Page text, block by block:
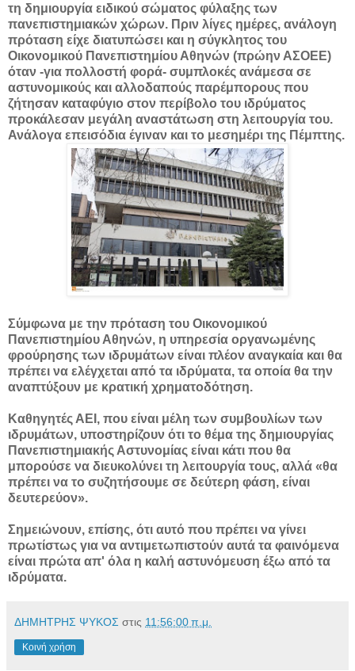
τη δημιουργία ειδικού σώματος φύλαξης των
πανεπιστημιακών χώρων. Πριν λίγες ημέρες, ανάλογη
πρόταση είχε διατυπώσει και η σύγκλητος του
Οικονομικού Πανεπιστημίου Αθηνών (πρώην ΑΣΟΕΕ)
όταν -για πολλοστή φορά- συμπλοκές ανάμεσα σε
αστυνομικούς και αλλοδαπούς παρέμπορους που
ζήτησαν καταφύγιο στον περίβολο του ιδρύματος
προκάλεσαν μεγάλη αναστάτωση στη λειτουργία του.
Ανάλογα επεισόδια έγιναν και το μεσημέρι της Πέμπτης.
Σύμφωνα με την πρόταση του Οικονομικού
Πανεπιστημίου Αθηνών, η υπηρεσία οργανωμένης
φρούρησης των ιδρυμάτων είναι πλέον αναγκαία και θα
πρέπει να ελέγχεται από τα ιδρύματα, τα οποία θα την
αναπτύξουν με κρατική χρηματοδότηση.
Καθηγητές ΑΕΙ, που είναι μέλη των συμβουλίων των
ιδρυμάτων, υποστηρίζουν ότι το θέμα της δημιουργίας
Πανεπιστημιακής Αστυνομίας είναι κάτι που θα
μπορούσε να διευκολύνει τη λειτουργία τους, αλλά «θα
πρέπει να το συζητήσουμε σε δεύτερη φάση, είναι
δευτερεύον».
Σημειώνουν, επίσης, ότι αυτό που πρέπει να γίνει
πρωτίστως για να αντιμετωπιστούν αυτά τα φαινόμενα
είναι πρώτα απ' όλα η καλή αστυνόμευση έξω από τα
ιδρύματα.
ΔΗΜΗΤΡΗΣ ΨΥΚΟΣ στις 11:56:00 π.μ.
Κοινή χρήση